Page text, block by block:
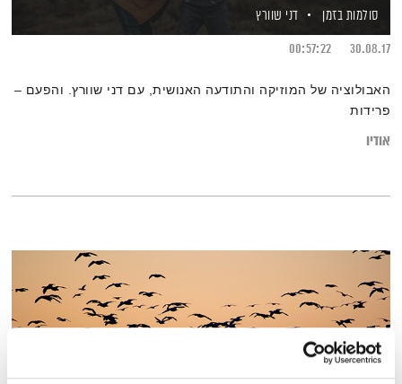
סולמות בזמן
דני שוורץ
30.08.17
00:57:22
האבולוציה של המוזיקה והתודעה האנושית, עם דני שוורץ. והפעם –
פרידות
אודיו